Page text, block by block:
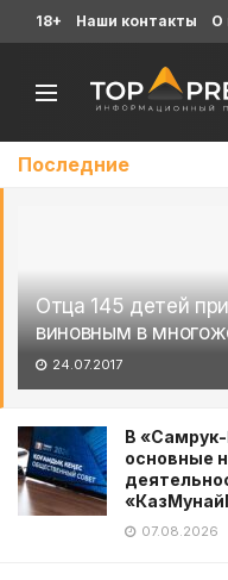
Последние
Отца 145 детей
виновным в
24.07.2017
В «Самрук-
основные
07.08.2026
18+ Наши контакты О